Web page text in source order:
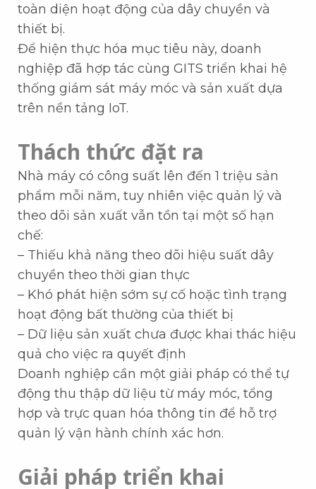
toàn diện hoạt động của dây chuyền và
thiết bị.
Để hiện thực hóa mục tiêu này, doanh
nghiệp đã hợp tác cùng GITS triển khai hệ
thống giám sát máy móc và sản xuất dựa
trên nền tảng IoT.
Thách thức đặt ra
Nhà máy có công suất lên đến 1 triệu sản
phẩm mỗi năm, tuy nhiên việc quản lý và
theo dõi sản xuất vẫn tồn tại một số hạn
chế:
– Thiếu khả năng theo dõi hiệu suất dây
chuyền theo thời gian thực
– Khó phát hiện sớm sự cố hoặc tình trạng
hoạt động bất thường của thiết bị
– Dữ liệu sản xuất chưa được khai thác hiệu
quả cho việc ra quyết định
Doanh nghiệp cần một giải pháp có thể tự
động thu thập dữ liệu từ máy móc, tổng
hợp và trực quan hóa thông tin để hỗ trợ
quản lý vận hành chính xác hơn.
Giải pháp triển khai